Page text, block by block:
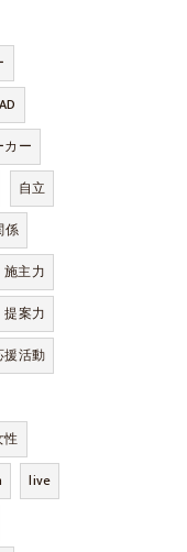
カー
自立
係
施主力
提案力
援活動
性
live